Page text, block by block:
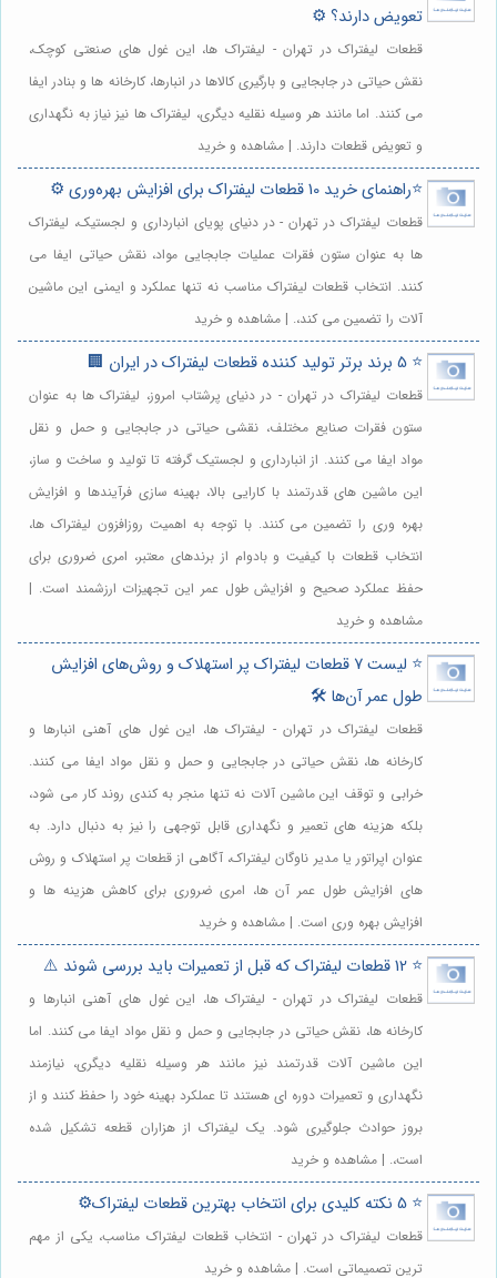
تعویض دارند؟ ⚙️
قطعات لیفتراک در تهران - لیفتراک ها، این غول های صنعتی کوچک،
نقش حیاتی در جابجایی و بارگیری کالاها در انبارها، کارخانه ها و بنادر ایفا
می کنند. اما مانند هر وسیله نقلیه دیگری، لیفتراک ها نیز نیاز به نگهداری
و تعویض قطعات دارند. | مشاهده و خرید
⭐️راهنمای خرید 10 قطعات لیفتراک برای افزایش بهره‌وری ⚙️
قطعات لیفتراک در تهران - در دنیای پویای انبارداری و لجستیک، لیفتراک
ها به عنوان ستون فقرات عملیات جابجایی مواد، نقش حیاتی ایفا می
کنند. انتخاب قطعات لیفتراک مناسب نه تنها عملکرد و ایمنی این ماشین
آلات را تضمین می کند،. | مشاهده و خرید
⭐️ 5 برند برتر تولید کننده قطعات لیفتراک در ایران 🏢
قطعات لیفتراک در تهران - در دنیای پرشتاب امروز، لیفتراک ها به عنوان
ستون فقرات صنایع مختلف، نقشی حیاتی در جابجایی و حمل و نقل
مواد ایفا می کنند. از انبارداری و لجستیک گرفته تا تولید و ساخت و ساز،
این ماشین های قدرتمند با کارایی بالا، بهینه سازی فرآیندها و افزایش
بهره وری را تضمین می کنند. با توجه به اهمیت روزافزون لیفتراک ها،
انتخاب قطعات با کیفیت و بادوام از برندهای معتبر، امری ضروری برای
حفظ عملکرد صحیح و افزایش طول عمر این تجهیزات ارزشمند است. |
مشاهده و خرید
⭐️ لیست 7 قطعات لیفتراک پر استهلاک و روش‌های افزایش
طول عمر آن‌ها 🛠️
قطعات لیفتراک در تهران - لیفتراک ها، این غول های آهنی انبارها و
کارخانه ها، نقش حیاتی در جابجایی و حمل و نقل مواد ایفا می کنند.
خرابی و توقف این ماشین آلات نه تنها منجر به کندی روند کار می شود،
بلکه هزینه های تعمیر و نگهداری قابل توجهی را نیز به دنبال دارد. به
عنوان اپراتور یا مدیر ناوگان لیفتراک، آگاهی از قطعات پر استهلاک و روش
های افزایش طول عمر آن ها، امری ضروری برای کاهش هزینه ها و
افزایش بهره وری است. | مشاهده و خرید
⭐️ 12 قطعات لیفتراک که قبل از تعمیرات باید بررسی شوند ⚠️
قطعات لیفتراک در تهران - لیفتراک ها، این غول های آهنی انبارها و
کارخانه ها، نقش حیاتی در جابجایی و حمل و نقل مواد ایفا می کنند. اما
این ماشین آلات قدرتمند نیز مانند هر وسیله نقلیه دیگری، نیازمند
نگهداری و تعمیرات دوره ای هستند تا عملکرد بهینه خود را حفظ کنند و از
بروز حوادث جلوگیری شود. یک لیفتراک از هزاران قطعه تشکیل شده
است،. | مشاهده و خرید
⭐️ 5 نکته کلیدی برای انتخاب بهترین قطعات لیفتراک⚙️
قطعات لیفتراک در تهران - انتخاب قطعات لیفتراک مناسب، یکی از مهم
ترین تصمیماتی است. | مشاهده و خرید